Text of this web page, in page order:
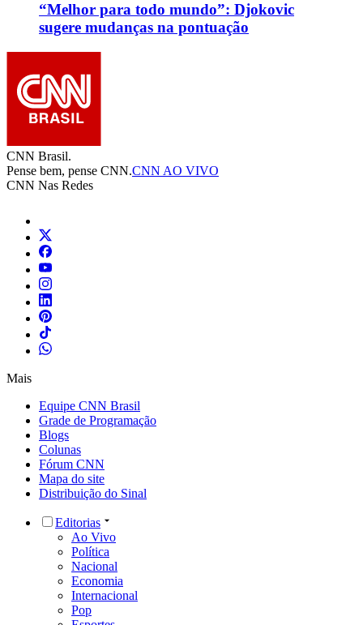
“Melhor para todo mundo”: Djokovic
sugere mudanças na pontuação
CNN Brasil.
Pense bem, pense CNN.CNN AO VIVO
CNN Nas Redes
Mais
Equipe CNN Brasil
Grade de Programação
Blogs
Colunas
Fórum CNN
Mapa do site
Distribuição do Sinal
Editorias
Ao Vivo
Política
Nacional
Economia
Internacional
Pop